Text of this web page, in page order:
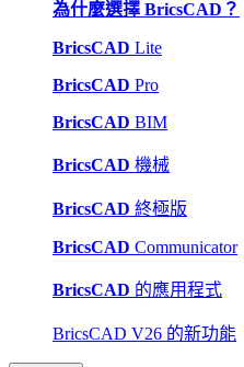
為什麼選擇 BricsCAD？
BricsCAD Lite
BricsCAD Pro
BricsCAD BIM
BricsCAD 機械
BricsCAD 終極版
BricsCAD Communicator
BricsCAD 的應用程式
BricsCAD V26 的新功能